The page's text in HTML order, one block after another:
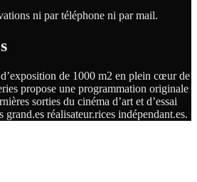
ni par téléphone ni par mail.
de 1000 m2 en plein cœur de
propose une programmation originale
sorties du cinéma d’art et d’essai
grand.es réalisateur.rices indépendant.es.